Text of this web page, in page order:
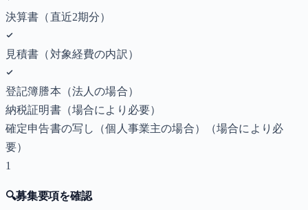
決算書（直近2期分）
見積書（対象経費の内訳）
登記簿謄本（法人の場合）
納税証明書（場合により必要）
確定申告書の写し（個人事業主の場合）
（場合により必
要）
1
🔍募集要項を確認